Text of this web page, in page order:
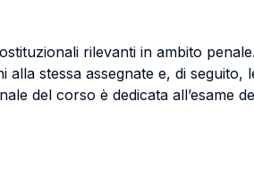
rilevanti in ambito penale.
stessa assegnate e, di seguito,
del corso è dedicata all’esame